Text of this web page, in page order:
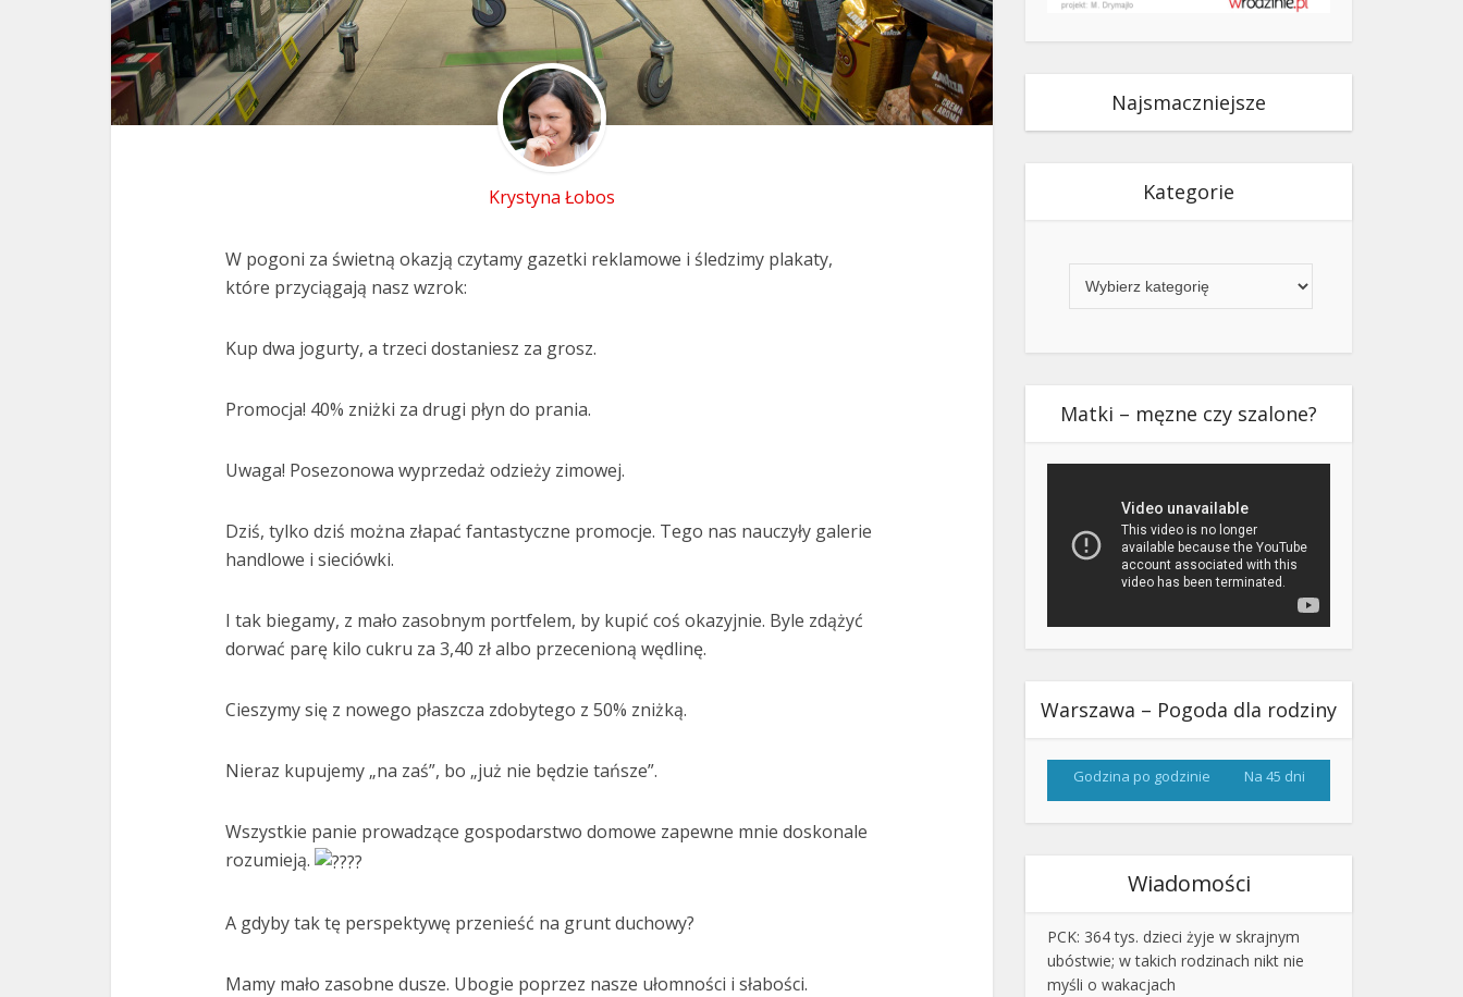
Krystyna Łobos
W pogoni za świetną okazją czytamy gazetki reklamowe i śledzimy plakaty,
które przyciągają nasz wzrok:
Kup dwa jogurty, a trzeci dostaniesz za grosz.
Promocja! 40% zniżki za drugi płyn do prania.
Uwaga! Posezonowa wyprzedaż odzieży zimowej.
Dziś, tylko dziś można złapać fantastyczne promocje. Tego nas nauczyły galerie
handlowe i sieciówki.
I tak biegamy, z mało zasobnym portfelem, by kupić coś okazyjnie. Byle zdążyć
dorwać parę kilo cukru za 3,40 zł albo przecenioną wędlinę.
Cieszymy się z nowego płaszcza zdobytego z 50% zniżką.
Nieraz kupujemy „na zaś”, bo „już nie będzie tańsze”.
Wszystkie panie prowadzące gospodarstwo domowe zapewne mnie doskonale
rozumieją.
A gdyby tak tę perspektywę przenieść na grunt duchowy?
Mamy mało zasobne dusze. Ubogie poprzez nasze ułomności i słabości.
Najsmaczniejsze
Kategorie
Matki – męzne czy szalone?
Warszawa – Pogoda dla rodziny
Godzina po godzinie Na 45 dni
Wiadomości
PCK: 364 tys. dzieci żyje w skrajnym
ubóstwie; w takich rodzinach nikt nie
myśli o wakacjach